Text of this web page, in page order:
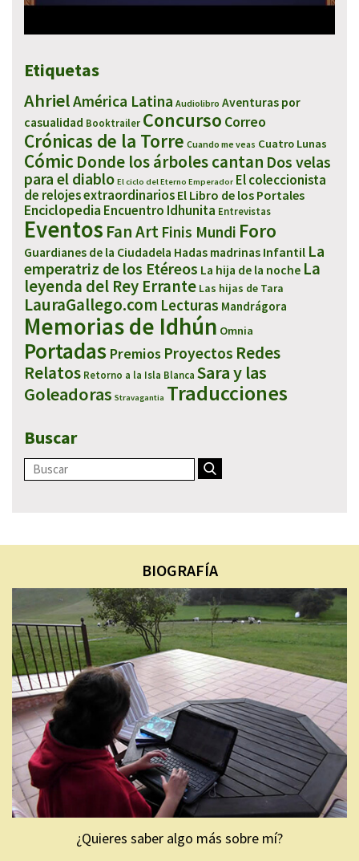
Etiquetas
AhrielAmérica Latina Audiolibro Aventuras por
casualidad Booktrailer Concurso Correo
Crónicas de la Torre Cuando me veas Cuatro Lunas
Cómic Donde los árboles cantan Dos velas
para el diablo El ciclo del Eterno Emperador El coleccionista
de relojes extraordinarios El Libro de los Portales
Enciclopedia Encuentro Idhunita Entrevistas
Eventos Fan Art Finis Mundi Foro
Guardianes de la Ciudadela Hadas madrinas Infantil La
emperatriz de los Etéreos La hija de la noche La
leyenda del Rey Errante Las hijas de Tara
LauraGallego.com Lecturas Mandrágora
Memorias de Idhún Omnia
Portadas Premios Proyectos Redes
Relatos Retorno a la Isla Blanca Sara y las
Goleadoras Stravagantia Traducciones
Buscar
BIOGRAFÍA
¿Quieres saber algo más sobre mí?